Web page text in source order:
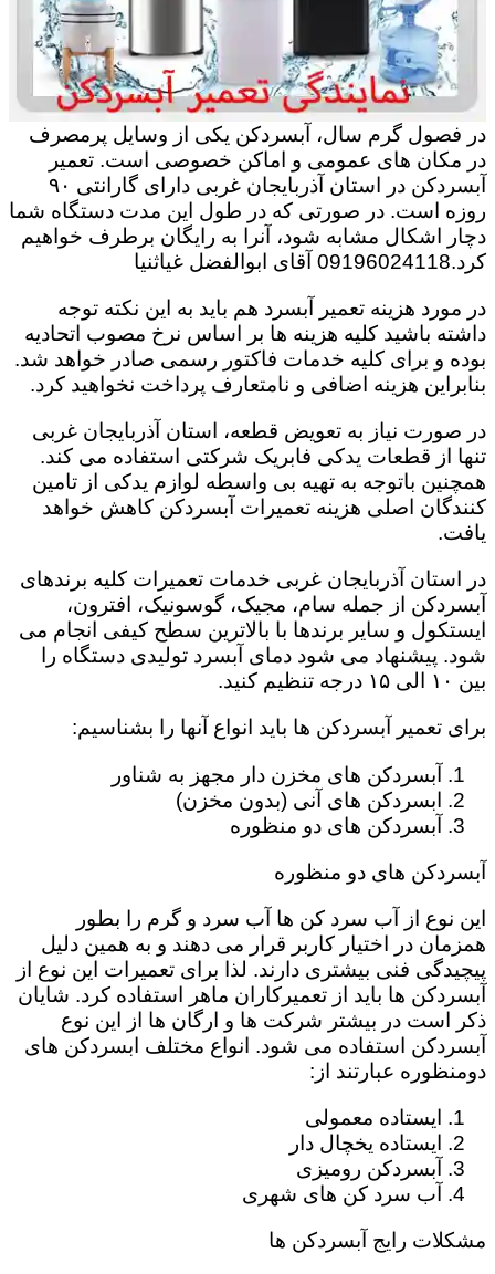
در فصول گرم سال، آبسردکن یکی از وسایل پرمصرف
در مکان های عمومی و اماکن خصوصی است. تعمیر
آبسردکن در استان آذربایجان غربی دارای گارانتی ۹۰
روزه است. در صورتی که در طول این مدت دستگاه شما
دچار اشکال مشابه شود، آنرا به رایگان برطرف خواهیم
کرد.09196024118 آقای ابوالفضل غیاثنیا
در مورد هزینه تعمیر آبسرد هم باید به این نکته توجه
داشته باشید کلیه هزینه ها بر اساس نرخ مصوب اتحادیه
بوده و برای کلیه خدمات فاکتور رسمی صادر خواهد شد.
بنابراین هزینه اضافی و نامتعارف پرداخت نخواهید کرد.
در صورت نیاز به تعویض قطعه، استان آذربایجان غربی
تنها از قطعات یدکی فابریک شرکتی استفاده می کند.
همچنین باتوجه به تهیه بی واسطه لوازم یدکی از تامین
کنندگان اصلی هزینه تعمیرات آبسردکن کاهش خواهد
یافت.
در استان آذربایجان غربی خدمات تعمیرات کلیه برندهای
آبسردکن از جمله سام، مجیک، گوسونیک، افترون،
ایستکول و سایر برندها با بالاترین سطح کیفی انجام می
شود. پیشنهاد می شود دمای آبسرد تولیدی دستگاه را
بین ۱۰ الی ۱۵ درجه تنظیم کنید.
برای تعمیر آبسردکن ها باید انواع آنها را بشناسیم:
آبسردکن های مخزن دار مجهز به شناور
ابسردکن های آنی (بدون مخزن)
آبسردکن های دو منظوره
آبسردکن های دو منظوره
این نوع از آب سرد کن ها آب سرد و گرم را بطور
همزمان در اختیار کاربر قرار می دهند و به همین دلیل
پیچیدگی فنی بیشتری دارند. لذا برای تعمیرات این نوع از
آبسردکن ها باید از تعمیرکاران ماهر استفاده کرد. شایان
ذکر است در بیشتر شرکت ها و ارگان ها از این نوع
آبسردکن استفاده می شود. انواع مختلف ابسردکن های
دومنظوره عبارتند از:
ایستاده معمولی
ایستاده یخچال دار
آبسردکن رومیزی
آب سرد کن های شهری
مشکلات رایج آبسردکن ها